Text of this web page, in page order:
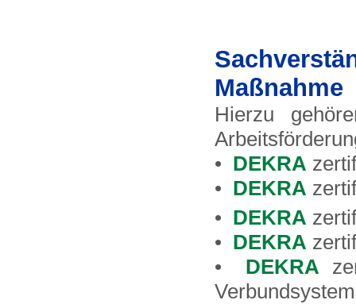
Maßnahme
Hierzu
• DEKRA
• DEKRA
• DEKRA
• DEKRA
• DEKRA